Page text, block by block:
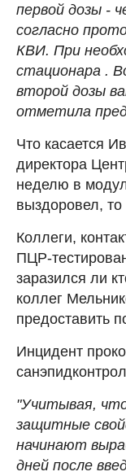
первой дозы -
согласно
КВИ. При
стационара .
второй дозы
отметила
Что касается
директора
неделю в
выздоровел,
Коллеги,
ПЦР-
заразился ли
коллег
предоставить
Инцидент
"Учитывая,
защитные
начинают
дней после